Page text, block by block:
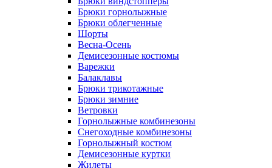
Брюки горнолыжные
Брюки облегченные
Шорты
Весна-Осень
Демисезонные костюмы
Варежки
Балаклавы
Брюки трикотажные
Брюки зимние
Ветровки
Горнолыжные комбинезоны
Снегоходные комбинезоны
Горнолыжный костюм
Демисезонные куртки
Жилеты